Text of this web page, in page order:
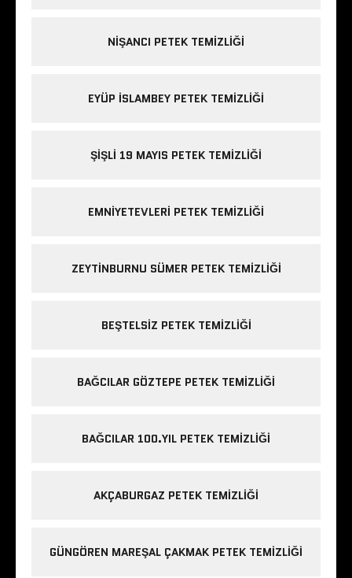
NIŞANCI PETEK TEMIZLIĞI
EYÜP ISLAMBEY PETEK TEMIZLIĞI
ŞIŞLI 19 MAYIS PETEK TEMIZLIĞI
EMNIYETEVLERI PETEK TEMIZLIĞI
ZEYTINBURNU SÜMER PETEK TEMIZLIĞI
BEŞTELSIZ PETEK TEMIZLIĞI
BAĞCILAR GÖZTEPE PETEK TEMIZLIĞI
BAĞCILAR 100.YIL PETEK TEMIZLIĞI
AKÇABURGAZ PETEK TEMIZLIĞI
GÜNGÖREN MAREŞAL ÇAKMAK PETEK TEMIZLIĞI